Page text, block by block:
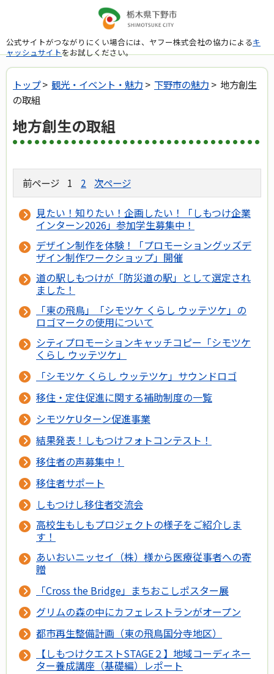
公式サイトがつながりにくい場合には、ヤフー株式会社の協力によるキ
ャッシュサイトをお試しください。
トップ> 観光・イベント・魅力 > 下野市の魅力 > 地方創生
の取組
地方創生の取組
前ページ 1 2 次ページ
見たい！知りたい！企画したい！「しもつけ企業
インターン2026」参加学生募集中！
デザイン制作を体験！「プロモーショングッズデ
ザイン制作ワークショップ」開催
道の駅しもつけが「防災道の駅」として選定され
ました！
「東の飛鳥」「シモツケ くらし ウッテツケ」の
ロゴマークの使用について
シティプロモーションキャッチコピー「シモツケ
くらし ウッテツケ」
「シモツケ くらし ウッテツケ」サウンドロゴ
移住・定住促進に関する補助制度の一覧
シモツケUターン促進事業
結果発表！しもつけフォトコンテスト！
移住者の声募集中！
移住者サポート
しもつけし移住者交流会
高校生もしもプロジェクトの様子をご紹介しま
す！
あいおいニッセイ（株）様から医療従事者への寄
贈
「Cross the Bridge」まちおこしポスター展
グリムの森の中にカフェレストランがオープン
都市再生整備計画（東の飛鳥国分寺地区）
【しもつけクエストSTAGE２】地域コーディネー
ター養成講座（基礎編）レポート